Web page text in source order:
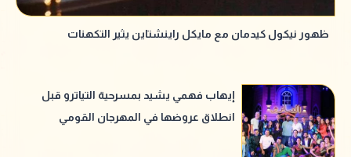
ظهور نيكول كيدمان مع مايكل راينشتاين يثير التكهنات
إيهاب فهمي يشيد بمسرحية التياترو قبل
انطلاق عروضها في المهرجان القومي